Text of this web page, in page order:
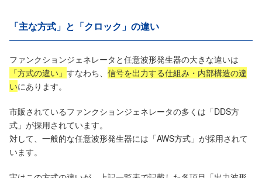
「主な方式」と「クロック」の違い
ファンクションジェネレータと任意波形発生器の大きな違いは
「方式の違い」 すなわち、 信号を出力する仕組み・内部構造の違
いにあります。
市販されているファンクションジェネレータの多くは「DDS方
式」が採用されています。
対して、一般的な任意波形発生器には「AWS方式」が採用されて
います。